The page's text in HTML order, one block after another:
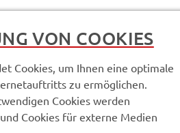
VON COOKIES
Cookies, um Ihnen eine optimale
zu ermöglichen.
Cookies werden
Cookies für externe Medien